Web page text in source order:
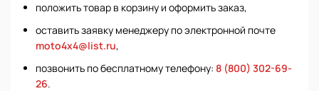
положить товар в корзину и оформить заказ,
оставить заявку менеджеру по электронной почте
moto4x4@list.ru,
позвонить по бесплатному телефону: 8 (800) 302-69-
26.